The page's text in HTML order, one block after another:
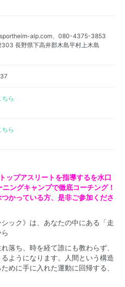
alp.com、080-4375-3853
長野県下高井郡木島平村上木島
ちら
ちら
ップアスリートを指導するを水口
ングキャンプで徹底コーチング！
かっている方、是非ご参加くださ
ック》は、あなたの中にある「走
落ち、時を経て誰にも教わらず、
るようになります。人間という構造
めに手に入れた運動に回帰する、